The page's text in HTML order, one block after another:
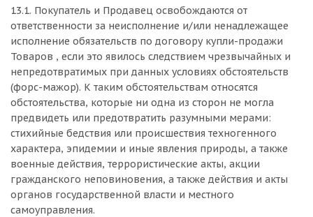
13.1. Покупатель и Продавец освобождаются от
ответственности за неисполнение и/или ненадлежащее
исполнение обязательств по договору купли-продажи
Товаров , если это явилось следствием чрезвычайных и
непредотвратимых при данных условиях обстоятельств
(форс-мажор). К таким обстоятельствам относятся
обстоятельства, которые ни одна из сторон не могла
предвидеть или предотвратить разумными мерами:
стихийные бедствия или происшествия техногенного
характера, эпидемии и иные явления природы, а также
военные действия, террористические акты, акции
гражданского неповиновения, а также действия и акты
органов государственной власти и местного
самоуправления.